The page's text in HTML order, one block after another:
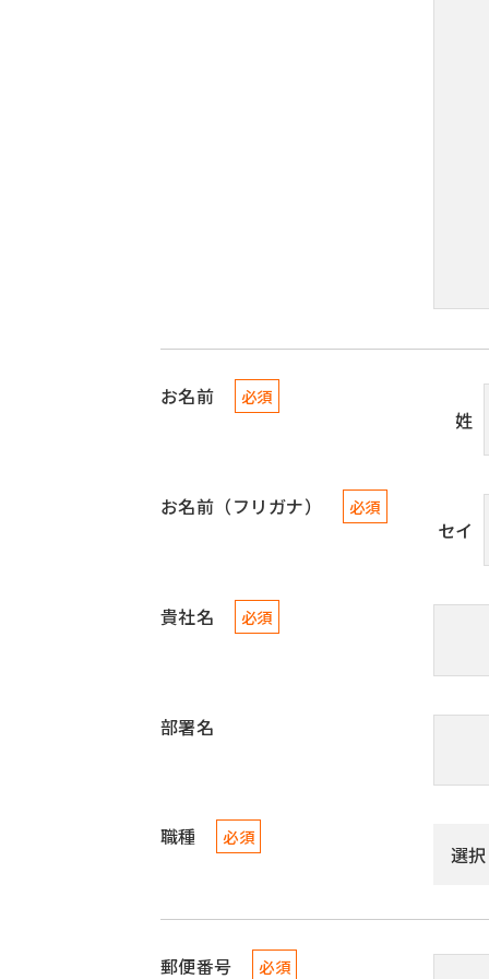
お名前 必須
姓
お名前（フリガナ） 必須
セイ
貴社名 必須
部署名
職種 必須
郵便番号 必須